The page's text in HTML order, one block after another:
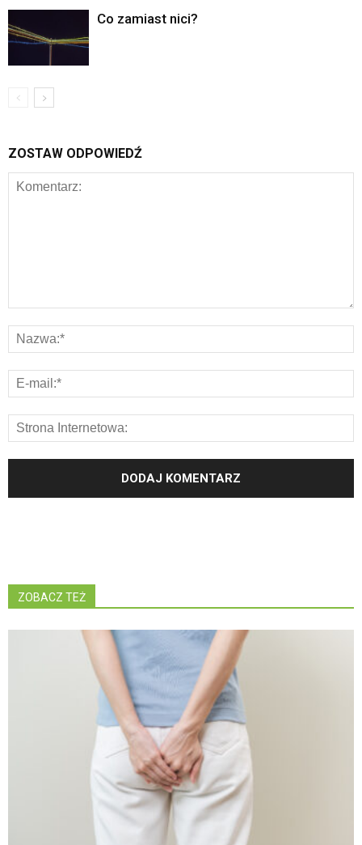
Co zamiast nici?
ZOSTAW ODPOWIEDŹ
ZOBACZ TEŻ